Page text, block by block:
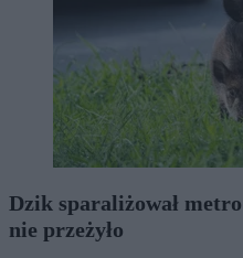
Dzik sparaliżował
nie przeżyło